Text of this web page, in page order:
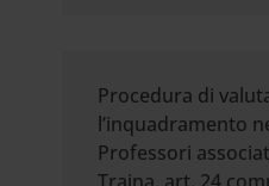
Procedura di
l’inquadramento
Professori